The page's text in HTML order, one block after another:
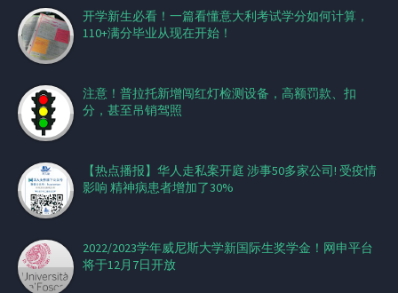
开学新生必看！一篇看懂意大利考试学分如何计算，
110+满分毕业从现在开始！
注意！普拉托新增闯红灯检测设备，高额罚款、扣
分，甚至吊销驾照
【热点播报】华人走私案开庭 涉事50多家公司! 受疫情
影响 精神病患者增加了30%
2022/2023学年威尼斯大学新国际生奖学金！网申平台
将于12月7日开放